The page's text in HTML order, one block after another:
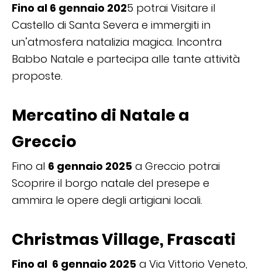
Fino al 6 gennaio 2025 potrai Visitare il
Castello di Santa Severa e immergiti in
un’atmosfera natalizia magica. Incontra
Babbo Natale e partecipa alle tante attività
proposte.
Mercatino di Natale a
Greccio
Fino al 6 gennaio 2025 a Greccio potrai
Scoprire il borgo natale del presepe e
ammira le opere degli artigiani locali.
Christmas Village, Frascati
Fino al 6 gennaio 2025 a Via Vittorio Veneto,